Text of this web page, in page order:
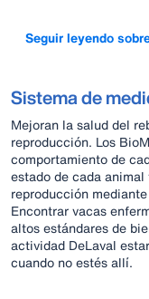
Seguir leyendo
Sistema de
Mejoran la salud del
reproducción. Los
comportamiento de
estado de cada
reproducción
Encontrar vacas
altos estándares de
actividad DeLaval
cuando no estés allí.